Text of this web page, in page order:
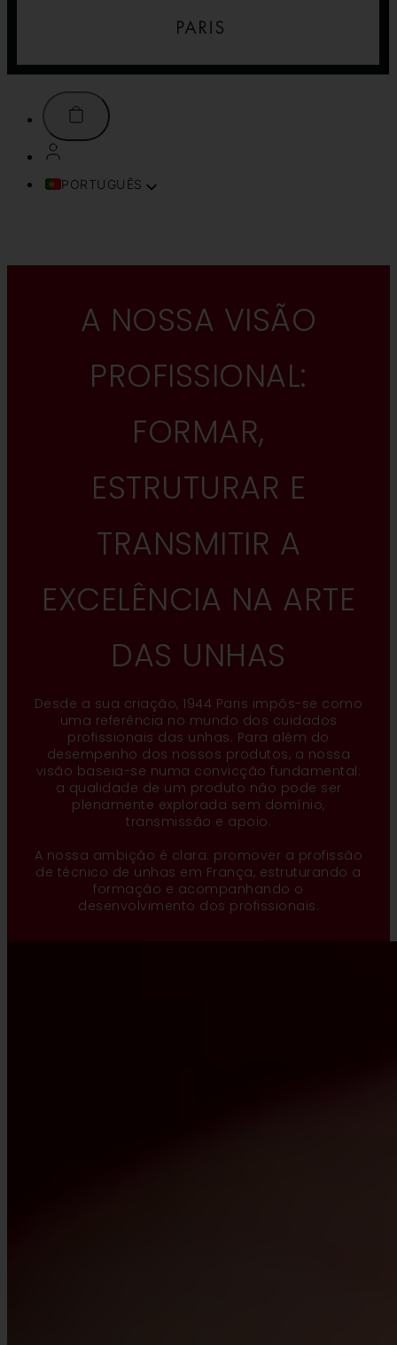
PORTUGUÊS
TÜRKÇE
TIẾNG VIỆT
SVENSKA
A NOSSA VISÃO
PROFISSIONAL:
FORMAR,
ESTRUTURAR E
TRANSMITIR A
EXCELÊNCIA NA ARTE
DAS UNHAS
Desde a sua criação, 1944 Paris impôs-se como
uma referência no mundo dos cuidados
profissionais das unhas. Para além do
desempenho dos nossos produtos, a nossa
visão baseia-se numa convicção fundamental:
a qualidade de um produto não pode ser
plenamente explorada sem domínio,
transmissão e apoio.
A nossa ambição é clara: promover a profissão
de técnico de unhas em França, estruturando a
formação e acompanhando o
desenvolvimento dos profissionais.